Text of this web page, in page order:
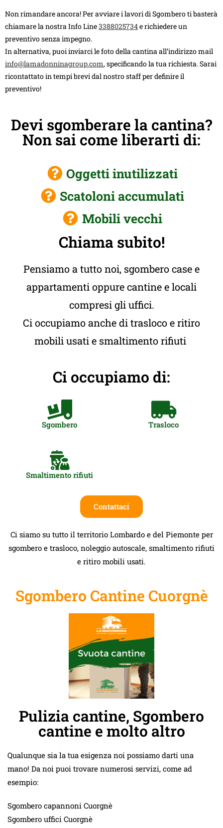
Non rimandare ancora! Per avviare i lavori di Sgombero ti basterà
chiamare la nostra Info Line3388025734e richiedere un
preventivo senza impegno.
In alternativa, puoi inviarci le foto della cantina all’indirizzo mail
info@lamadonninagroup.com, specificando la tua richiesta. Sarai
ricontattato in tempi brevi dal nostro staff per definire il
preventivo!
Devi sgomberare la cantina?
Non sai come liberarti di:
Oggetti inutilizzati
Scatoloni accumulati
Mobili vecchi
Chiama subito!
Pensiamo a tutto noi, sgombero case e
appartamenti oppure cantine e locali
compresi gli uffici.
Ci occupiamo anche di trasloco e ritiro
mobili usati e smaltimento rifiuti
Ci occupiamo di:
Sgombero Trasloco
Smaltimento rifiuti
Contattaci
Ci siamo su tutto il territorio Lombardo e del Piemonte per
sgombero e trasloco, noleggio autoscale, smaltimento rifiuti
e ritiro mobili usati.
Sgombero Cantine Cuorgnè
Pulizia cantine, Sgombero
cantine e molto altro
Qualunque sia la tua esigenza noi possiamo darti una
mano! Da noi puoi trovare numerosi servizi, come ad
esempio:
Sgombero capannoni Cuorgnè
Sgombero uffici Cuorgnè